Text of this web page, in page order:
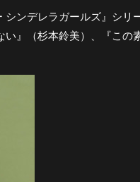
シンデレラガールズ』シ
』（杉本鈴美）、『この